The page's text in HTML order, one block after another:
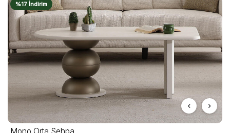
%17 İndirim